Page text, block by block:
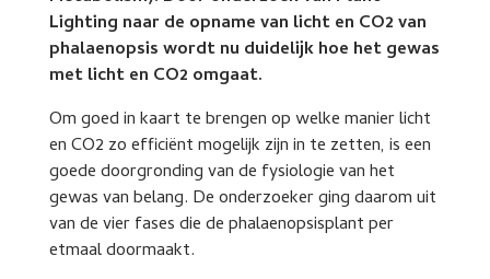
Lighting naar de opname van licht en CO2 van
phalaenopsis wordt nu duidelijk hoe het gewas
met licht en CO2 omgaat.
Om goed in kaart te brengen op welke manier licht
en CO2 zo efficiënt mogelijk zijn in te zetten, is een
goede doorgronding van de fysiologie van het
gewas van belang. De onderzoeker ging daarom uit
van de vier fases die de phalaenopsisplant per
etmaal doormaakt.